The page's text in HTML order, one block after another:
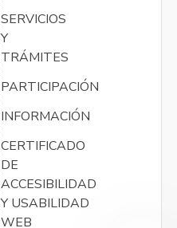
SERVICIOS
Y
TRÁMITES
PARTICIPACIÓN
INFORMACIÓN
CERTIFICADO
DE
ACCESIBILIDAD
Y USABILIDAD
WEB